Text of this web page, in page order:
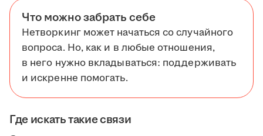
Что можно забрать себе
Нетворкинг может начаться со случайного
вопроса. Но, как и в любые отношения,
в него нужно вкладываться: поддерживать
и искренне помогать.
Где искать такие связи